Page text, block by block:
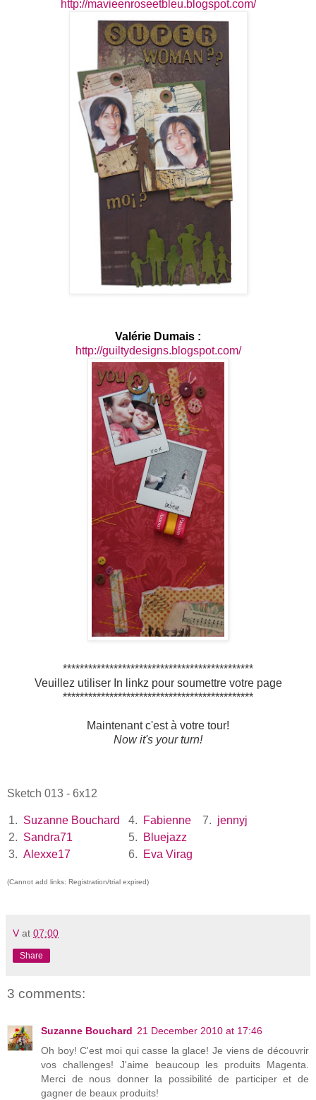
http://mavieenroseetbleu.blogspot.com/
Valérie Dumais :
http://guiltydesigns.blogspot.com/
*********************************************
Veuillez utiliser In linkz pour soumettre votre page
*********************************************
Maintenant c'est à votre tour!
Now it's your turn!
Sketch 013 - 6x12
1. Suzanne Bouchard 4. Fabienne 7. jennyj
2. Sandra71 5.
Bluejazz
3. Alexxe17 6. Eva Virag
(Cannot add links: Registration/trial expired)
V at 07:00
Share
3 comments:
Suzanne Bouchard 21 December 2010 at 17:46
Oh boy! C'est moi qui casse la glace! Je viens de découvrir
vos challenges! J'aime beaucoup les produits Magenta.
Merci de nous donner la possibilité de participer et de
gagner de beaux produits!